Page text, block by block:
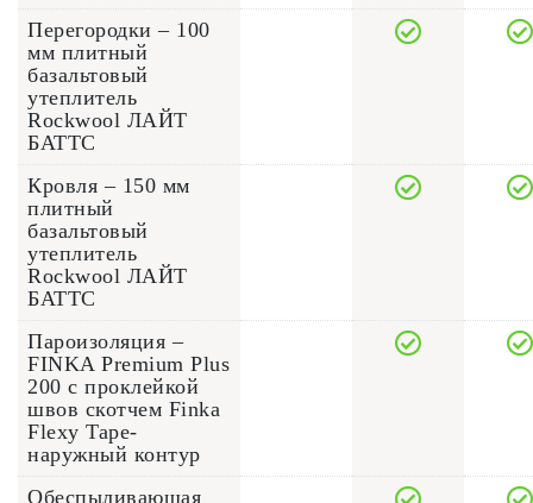
Перегородки – 100
мм плитный
базальтовый
утеплитель
Rockwool ЛАЙТ
БАТТС
Кровля – 150 мм
плитный
базальтовый
утеплитель
Rockwool ЛАЙТ
БАТТС
Пароизоляция –
FINKA Premium Plus
200 с проклейкой
швов скотчем Finka
Flexy Tape-
наружный контур
Обеспыливающая